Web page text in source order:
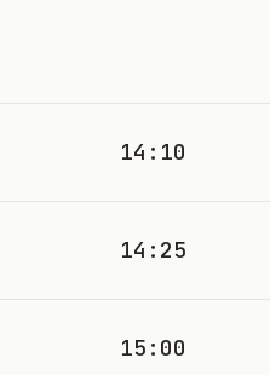
14:10
14:25
15:00